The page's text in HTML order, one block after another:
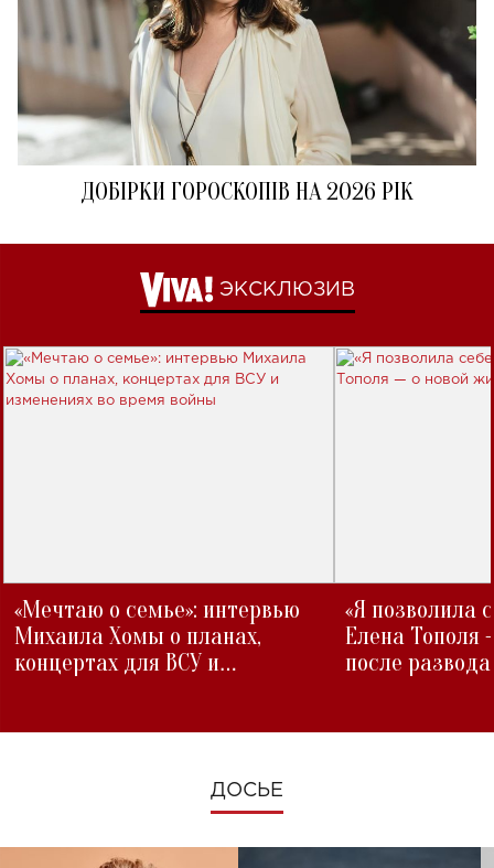
ДОБІРКИ ГОРОСКОПІВ НА 2026 РІК
ЭКСКЛЮЗИВ
«Мечтаю о семье»: интервью
Михаила Хомы о планах,
концертах для ВСУ и
«Я позволила
Елена Тополя
после развода
ДОСЬЕ